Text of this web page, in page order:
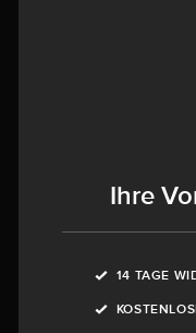
Ihre
14 TAGE